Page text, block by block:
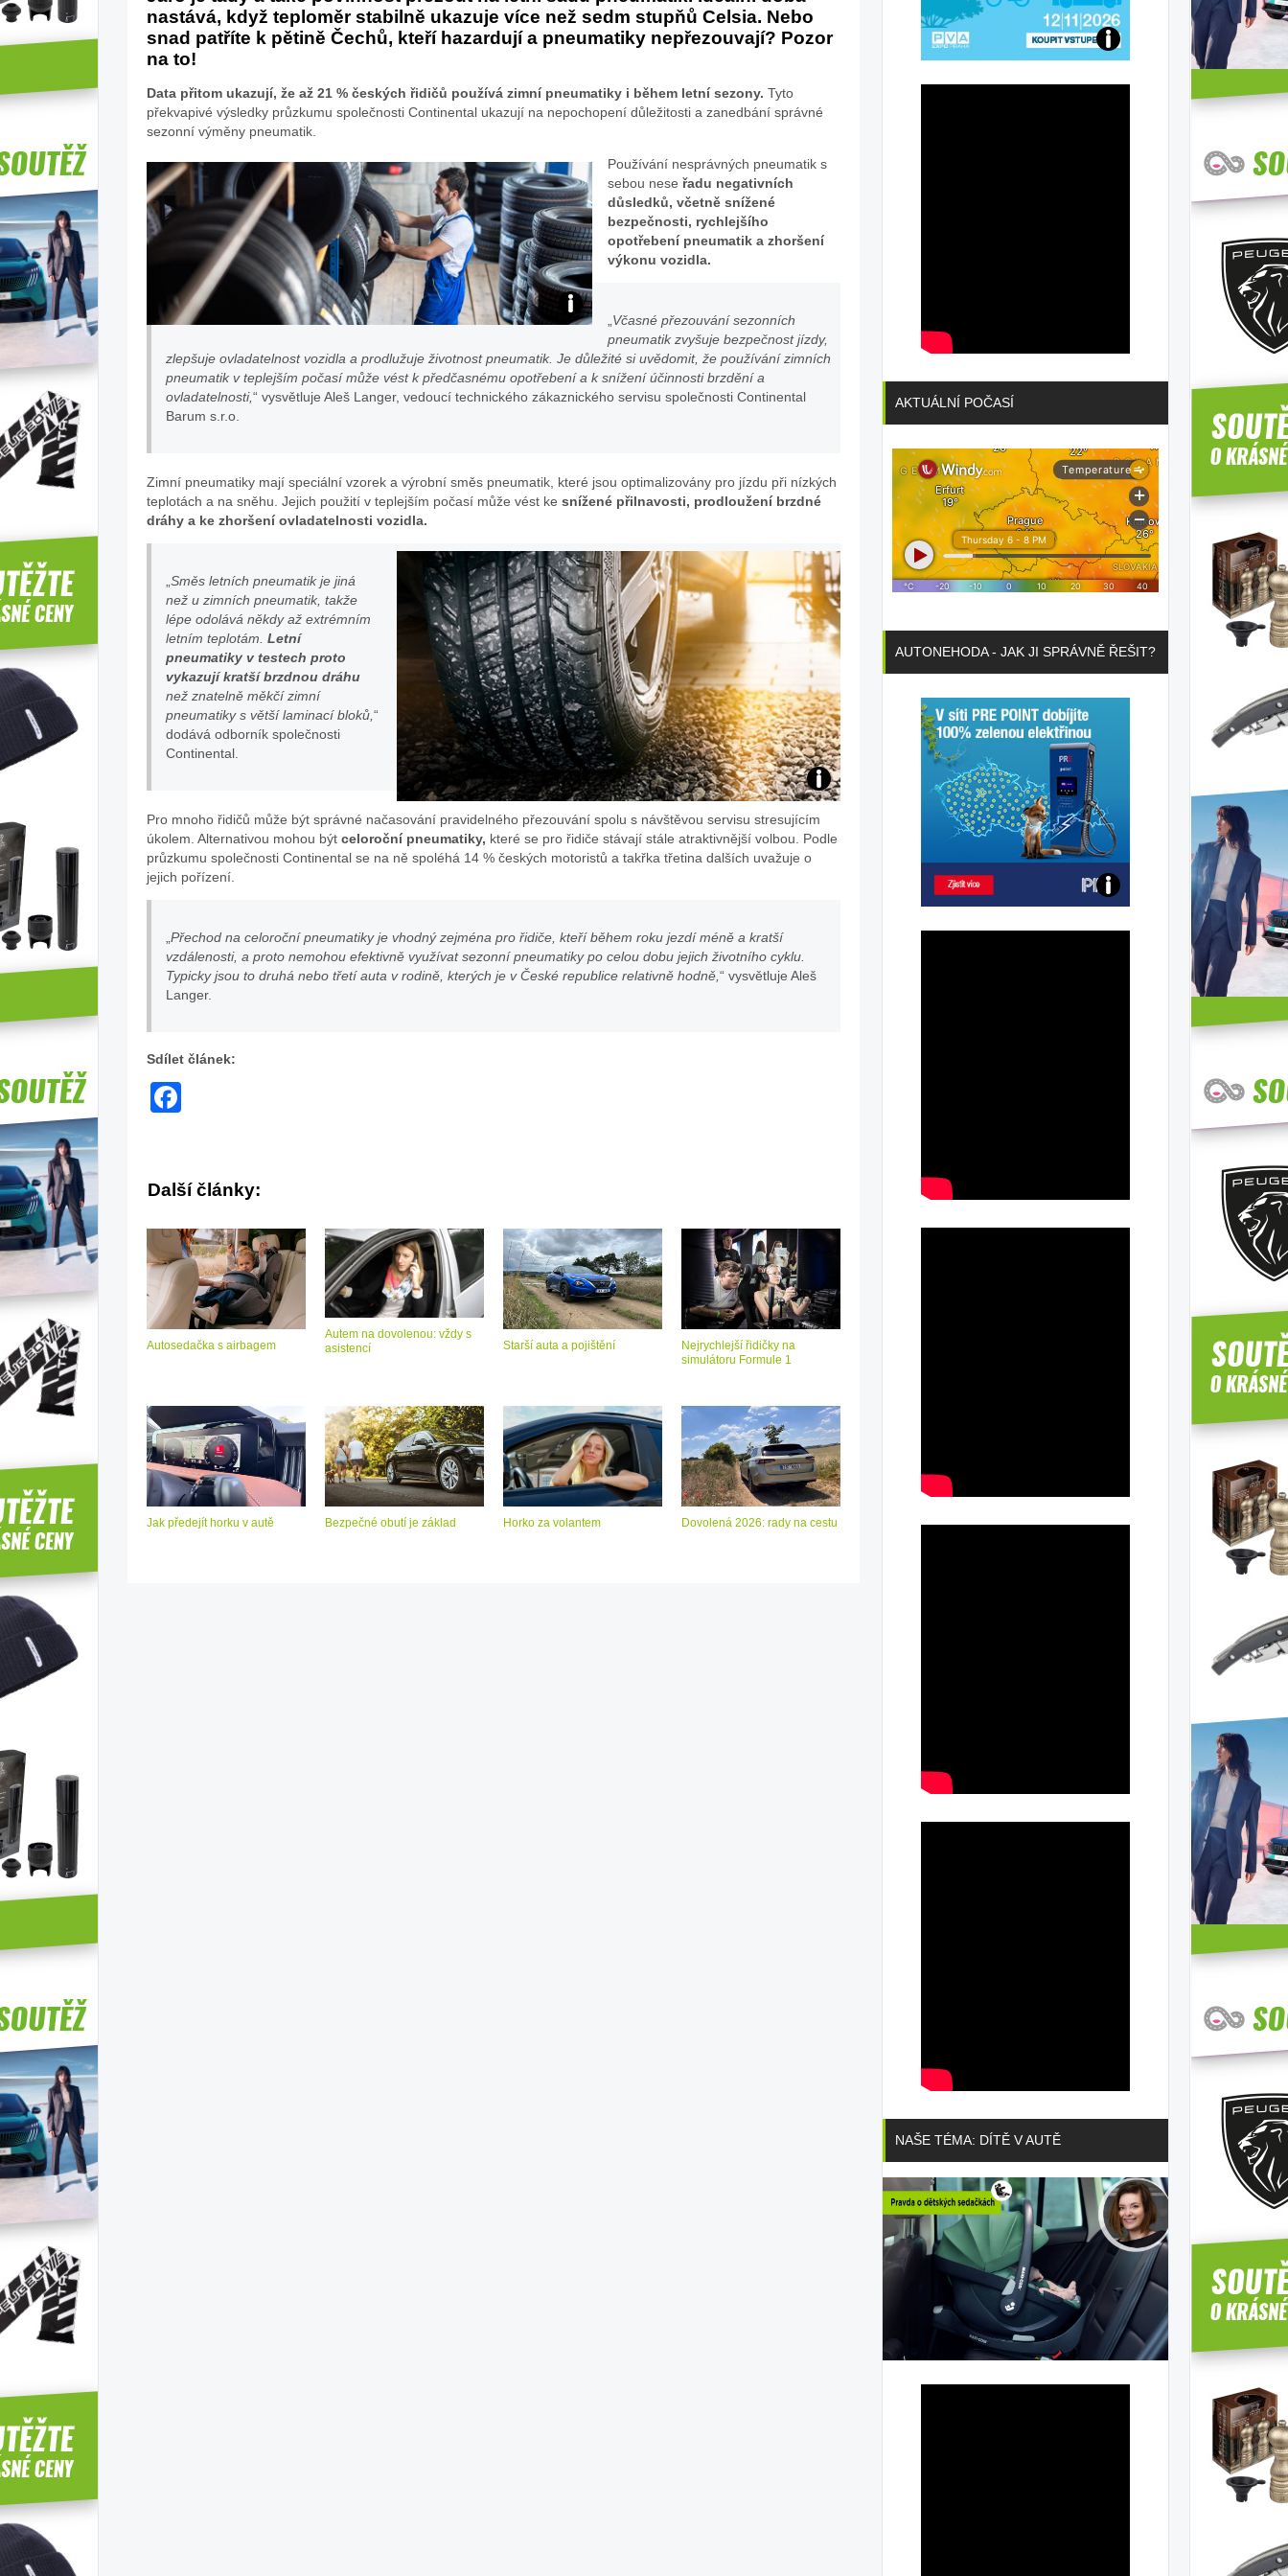
nastává, když teploměr stabilně ukazuje více než sedm stupňů Celsia. Nebo
snad patříte k pětině Čechů, kteří hazardují a pneumatiky nepřezouvají? Pozor
na to!
Data přitom ukazují, že až 21 % českých řidičů používá zimní pneumatiky i během letní sezony. Tyto
překvapivé výsledky průzkumu společnosti Continental ukazují na nepochopení důležitosti a zanedbání správné
sezonní výměny pneumatik.
Pneu:
foto
Continental
Používání nesprávných pneumatik s
sebou nese řadu negativních
důsledků, včetně snížené
bezpečnosti, rychlejšího
opotřebení pneumatik a zhoršení
výkonu vozidla.
Včasné přezouvání sezonních
pneumatik zvyšuje bezpečnost jízdy,
zlepšuje ovladatelnost vozidla a prodlužuje životnost pneumatik. Je důležité si uvědomit, že používání zimních
pneumatik v teplejším počasí může vést k předčasnému opotřebení a k snížení účinnosti brzdění a
ovladatelnosti,“ vysvětluje Aleš Langer, vedoucí technického zákaznického servisu společnosti Continental
Barum s.r.o.
Zimní pneumatiky mají speciální vzorek a výrobní směs pneumatik, které jsou optimalizovány pro jízdu při nízkých
teplotách a na sněhu. Jejich použití v teplejším počasí může vést ke snížené přilnavosti, prodloužení brzdné
dráhy a ke zhoršení ovladatelnosti vozidla.
Pneu:
foto
Směs letních pneumatik je jiná
než u zimních pneumatik, takže
lépe odolává někdy až extrémním
letním teplotám. Letní
pneumatiky v testech proto
vykazují kratší brzdnou dráhu
než znatelně měkčí zimní
pneumatiky s větší laminací bloků, “
dodává odborník společnosti
Continental.
Pro mnoho řidičů může být správné načasování pravidelného přezouvání spolu s návštěvou servisu stresujícím
úkolem. Alternativou mohou být celoroční pneumatiky, které se pro řidiče stávají stále atraktivnější volbou. Podle
průzkumu společnosti Continental se na ně spoléhá 14 % českých motoristů a takřka třetina dalších uvažuje o
jejich pořízení.
Přechod na celoroční pneumatiky je vhodný zejména pro řidiče, kteří během roku jezdí méně a kratší
vzdálenosti, a proto nemohou efektivně využívat sezonní pneumatiky po celou dobu jejich životního cyklu.
Typicky jsou to druhá nebo třetí auta v rodině, kterých je v České republice relativně hodně, “ vysvětluje Aleš
Langer.
Sdílet článek:
Další články:
Autosedačka s airbagem
Autem na dovolenou: vždy s
asistencí
Starší auta a pojištění
Nejrychlejší řidičky na
simulátoru Formule 1
Jak předejít horku v autě Bezpečné obutí je základ Horko za volantem Dovolená 2026: rady na cestu
Přijďte
AKTUÁLNÍ POČASÍ
AUTONEHODA - JAK JI SPRÁVNĚ ŘEŠIT?
Poznejte
NAŠE TÉMA: DÍTĚ V AUTĚ